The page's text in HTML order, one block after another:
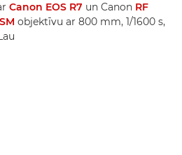
Canon EOS R7 un Canon RF
objektīvu ar 800 mm, 1/1600 s,